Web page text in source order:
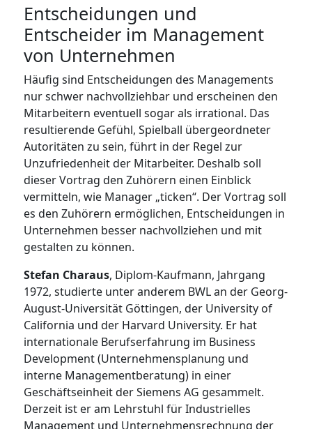
Entscheidungen und
Entscheider im Management
von Unternehmen
Häufig sind Entscheidungen des Managements
nur schwer nachvollziehbar und erscheinen den
Mitarbeitern eventuell sogar als irrational. Das
resultierende Gefühl, Spielball übergeordneter
Autoritäten zu sein, führt in der Regel zur
Unzufriedenheit der Mitarbeiter. Deshalb soll
dieser Vortrag den Zuhörern einen Einblick
vermitteln, wie Manager „ticken“. Der Vortrag soll
es den Zuhörern ermöglichen, Entscheidungen in
Unternehmen besser nachvollziehen und mit
gestalten zu können.
Stefan Charaus, Diplom-Kaufmann, Jahrgang
1972, studierte unter anderem BWL an der Georg-
August-Universität Göttingen, der University of
California und der Harvard University. Er hat
internationale Berufserfahrung im Business
Development (Unternehmensplanung und
interne Managementberatung) in einer
Geschäftseinheit der Siemens AG gesammelt.
Derzeit ist er am Lehrstuhl für Industrielles
Management und Unternehmensrechnung der